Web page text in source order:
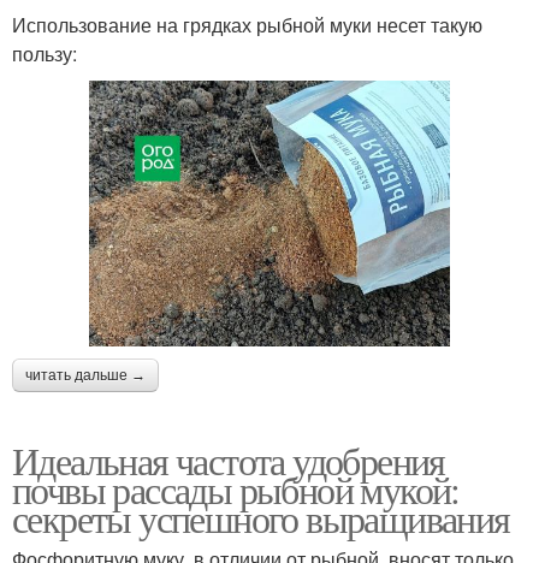
Использование на грядках рыбной муки несет такую
пользу:
читать дальше →
Идеальная частота удобрения
почвы рассады рыбной мукой:
секреты успешного выращивания